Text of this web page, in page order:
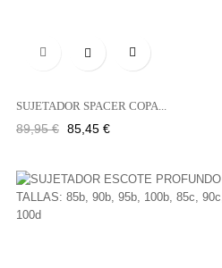

SUJETADOR SPACER COPA...
Precio
89,95 € Precio
85,45 €